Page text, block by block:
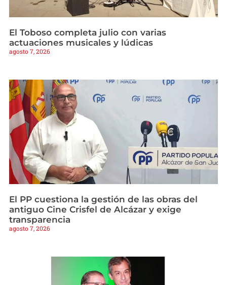
El Toboso completa julio con varias
actuaciones musicales y lúdicas
agosto 7, 2026
El PP cuestiona la gestión de las obras del
antiguo Cine Crisfel de Alcázar y exige
transparencia
agosto 7, 2026